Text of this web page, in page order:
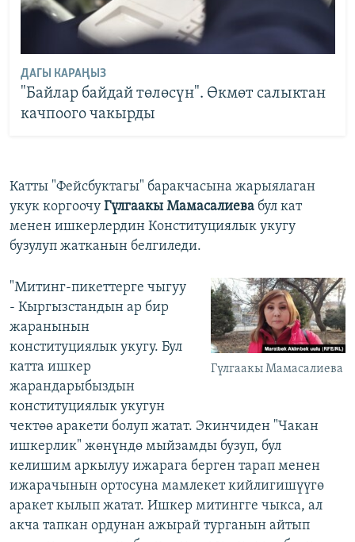
ДАГЫ КАРАҢЫЗ
"Байлар байдай төлөсүн". Өкмөт салыктан
качпоого чакырды
Катты "Фейсбуктагы" баракчасына жарыялаган
укук коргоочу Гүлгаакы Мамасалиева бул кат
менен ишкерлердин Конституциялык укугу
бузулуп жатканын белгиледи.
Гүлгаакы Мамасалиева
"Митинг-пикеттерге чыгуу
- Кыргызстандын ар бир
жаранынын
конституциялык укугу. Бул
катта ишкер
жарандарыбыздын
конституциялык укугун
чектөө аракети болуп жатат. Экинчиден "Чакан
ишкерлик" жөнүндө мыйзамды бузуп, бул
келишим аркылуу ижарага берген тарап менен
ижарачынын ортосуна мамлекет кийлигишүүгө
аракет кылып жатат. Ишкер митингге чыкса, ал
акча тапкан ордунан ажырай турганын айтып